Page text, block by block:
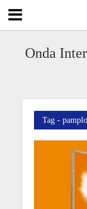
Onda
Tag -